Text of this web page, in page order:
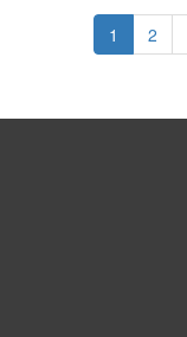
1 2